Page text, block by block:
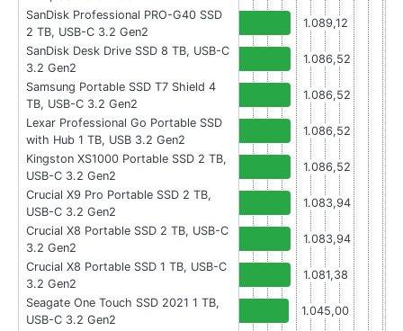
SanDisk Professional PRO-G40 SSD
2 TB, USB-C 3.2 Gen2
1.089,12
SanDisk Desk Drive SSD 8 TB, USB-C
3.2 Gen2
1.086,52
Samsung Portable SSD T7 Shield 4
TB, USB-C 3.2 Gen2
1.086,52
Lexar Professional Go Portable SSD
with Hub 1 TB, USB 3.2 Gen2
1.086,52
Kingston XS1000 Portable SSD 2 TB,
USB-C 3.2 Gen2
1.086,52
Crucial X9 Pro Portable SSD 2 TB,
USB-C 3.2 Gen2
1.083,94
Crucial X8 Portable SSD 2 TB, USB-C
3.2 Gen2
1.083,94
Crucial X8 Portable SSD 1 TB, USB-C
3.2 Gen2
1.081,38
Seagate One Touch SSD 2021 1 TB,
USB-C 3.2 Gen2
1.045,00